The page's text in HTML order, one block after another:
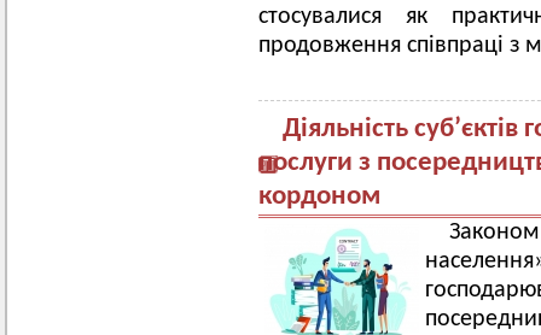
стосувалися як
продовження співпраці
Діяльність
послуги з
кордоном